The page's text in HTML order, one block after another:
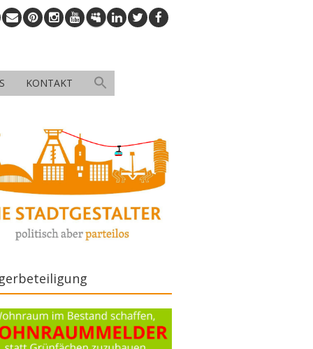
KONTAKT